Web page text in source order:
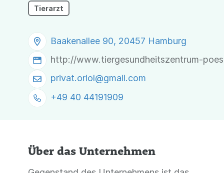
Tierarzt
Baakenallee 90, 20457 Hamburg
http://www.tiergesundheitszentrum-
privat.oriol@gmail.com
+49 40 44191909
Über das Unternehmen